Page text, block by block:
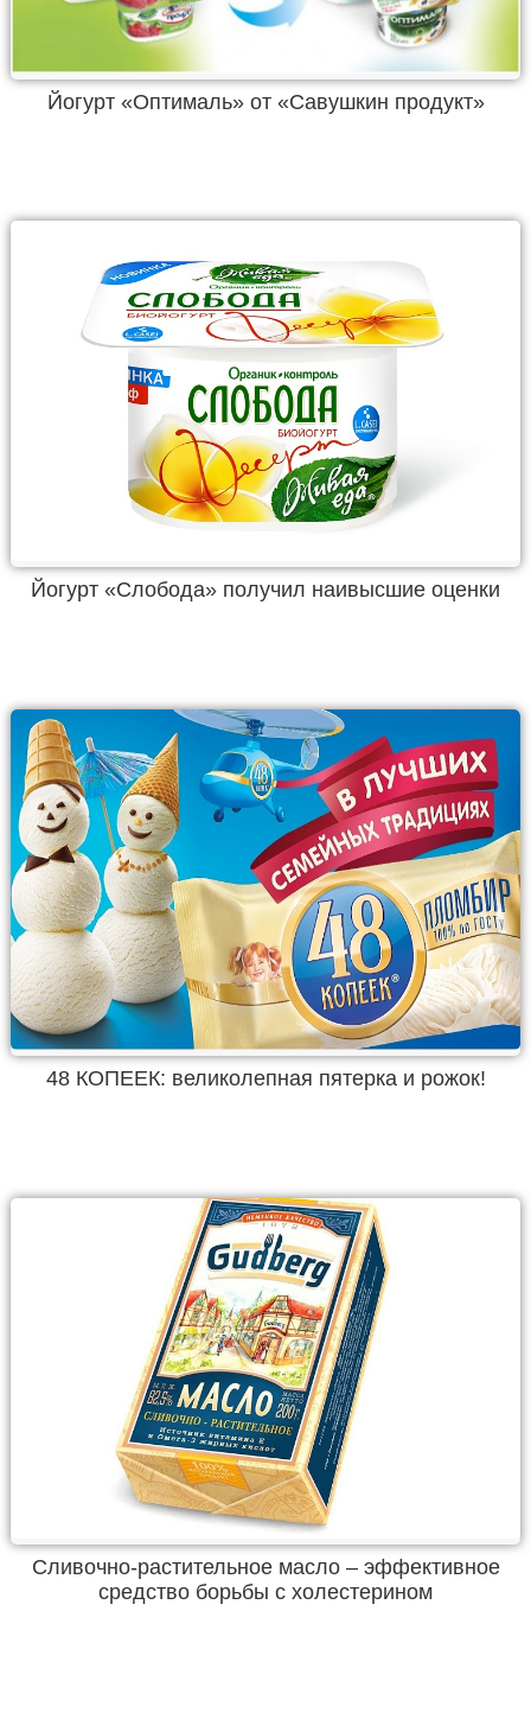
Йогурт «Оптималь» от «Савушкин продукт»
Йогурт «Слобода» получил наивысшие оценки
48 КОПЕЕК: великолепная пятерка и рожок!
Сливочно-растительное масло – эффективное
средство борьбы с холестерином